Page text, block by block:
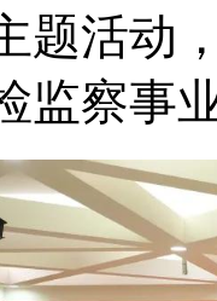
题活动
监察事